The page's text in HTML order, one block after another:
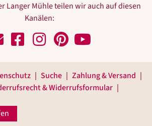
Langer Mühle teilen wir auch auf diesen
Kanälen:
Suche
Zahlung & Versand
& Widerrufsformular